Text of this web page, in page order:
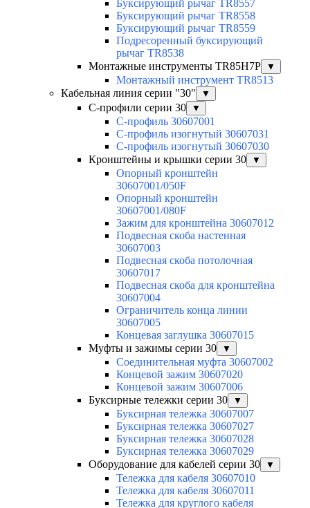
Буксирующий рычаг TR8557
Буксирующий рычаг TR8558
Буксирующий рычаг TR8559
Подресоренный буксирующий
рычаг TR8538
Монтажные инструменты TR85H7P
▼
Монтажный инструмент TR8513
Кабельная линия серии "30"
▼
С-профили серии 30 ▼
С-профиль 30607001
С-профиль изогнутый 30607031
С-профиль изогнутый 30607030
Кронштейны и крышки серии 30
▼
Опорный кронштейн
30607001/050F
Опорный кронштейн
30607001/080F
Зажим для кронштейна 30607012
Подвесная скоба настенная
30607003
Подвесная скоба потолочная
30607017
Подвесная скоба для кронштейна
30607004
Ограничитель конца линии
30607005
Концевая заглушка 30607015
Муфты и зажимы серии 30
▼
Соединительная муфта 30607002
Концевой зажим 30607020
Концевой зажим 30607006
Буксирные тележки серии 30
▼
Буксирная тележка 30607007
Буксирная тележка 30607027
Буксирная тележка 30607028
Буксирная тележка 30607029
Оборудование для кабелей серии 30
▼
Тележка для кабеля 30607010
Тележка для кабеля 30607011
Тележка для круглого кабеля